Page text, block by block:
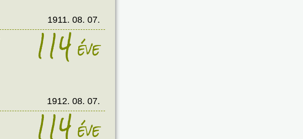
1911. 08. 07.
114éve
1912. 08. 07.
114éve